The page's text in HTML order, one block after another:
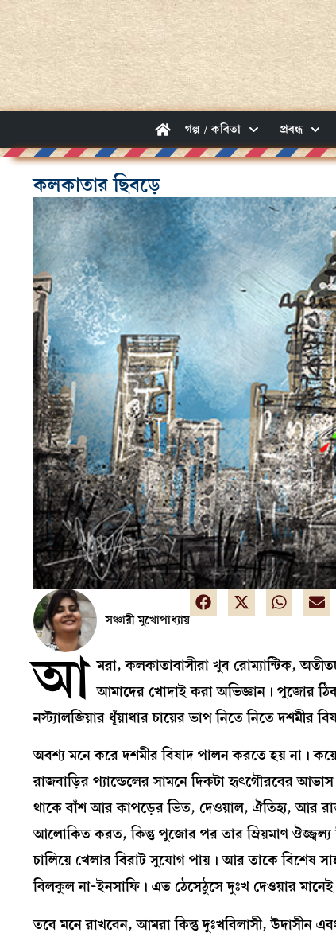
গল্প / কবিতা প্রবন্ধ
কলকাতার ছিবড়ে
সঞ্চারী মুখোপাধ্যায়
আ মরা, কলকাতাবাসীরা খুব রোম্যান্টিক,
আমাদের খোদাই করা অভিজ্ঞান। পুজোর
নস্ট্যালজিয়ার ধূঁয়াধার চায়ের ভাপ নিতে নিতে দশমীর
অবশ্য মনে করে দশমীর বিষাদ পালন করতে হয় না।
রাজবাড়ির প্যান্ডেলের সামনে দিকটা হৃৎগৌরবের
থাকে বাঁশ আর কাপড়ের ভিত, দেওয়াল, ঐতিহ্য, আর
আলোকিত করত, কিন্তু পুজোর পর তার ম্রিয়মাণ
চালিয়ে খেলার বিরাট সুযোগ পায়। আর তাকে বিশেষ
বিলকুল না-ইনসাফি। এত ঠেসেঠুসে দুঃখ দেওয়ার
তবে মনে রাখবেন, আমরা কিন্তু দুঃখবিলাসী,